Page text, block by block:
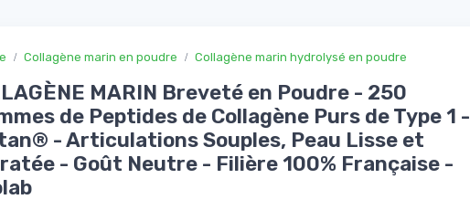
Collagène marin en poudre Collagène marin hydrolysé en poudre
MARIN Breveté en Poudre - 250
de Peptides de Collagène Purs de Type 1 -
- Articulations Souples, Peau Lisse et
- Goût Neutre - Filière 100% Française -